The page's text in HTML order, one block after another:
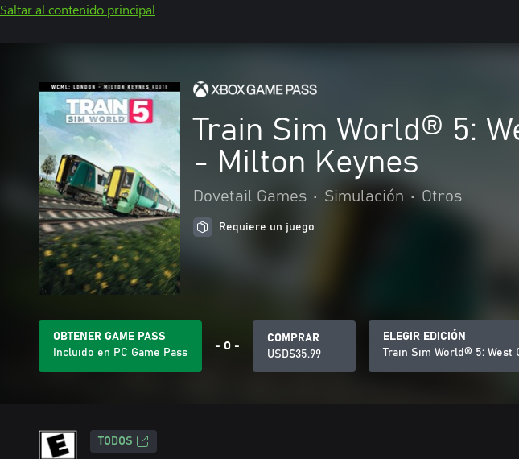
Saltar al contenido principal
Train Sim World® 5:
- Milton Keynes
Dovetail Games • Simulación • Otros
Requiere un juego
OBTENER GAME PASS
Incluido en PC Game Pass
- O -
COMPRAR
USD$35.99
ELEGIR EDICIÓN
Train Sim World® 5: West
TODOS